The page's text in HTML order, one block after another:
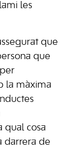
les
que
que
la màxima
qual cosa
darrera de